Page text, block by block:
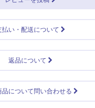
払い・配送について
返品について
品について問い合わせる